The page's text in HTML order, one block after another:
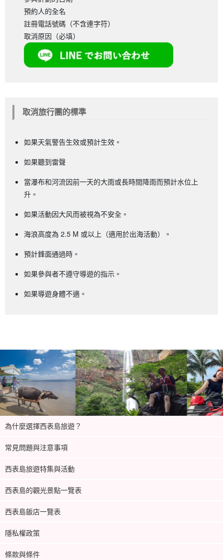
預約人的全名
註冊電話號碼（不含連字符）
取消原因（必填）
取消旅行團的標準
如果天氣警告生效或預計生效。
如果聽到雷聲
當瀑布和河流因前一天的大雨或長時間降雨而預計水位上
升。
如果活動因大风而被視為不安全。
海浪高度為 2.5 M 或以上（適用於出海活動）。
預計鋒面通過時。
如果參與者不遵守導遊的指示。
如果導遊身體不適。
為什麼選擇西表島旅遊？
常見問題與注意事項
西表島旅遊特集與活動
西表島的觀光景點一覽表
西表島飯店一覽表
隱私權政策
條款與條件